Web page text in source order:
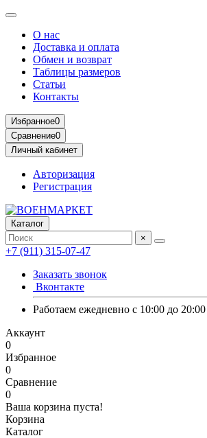
О нас
Доставка и оплата
Обмен и возврат
Таблицы размеров
Статьи
Контакты
Избранное0
Сравнение0
Личный кабинет
Авторизация
Регистрация
Каталог
×
+7 (911) 315-07-47
Заказать звонок
Вконтакте
Работаем ежедневно с 10:00 до 20:00
Аккаунт
0
Избранное
0
Сравнение
0
Ваша корзина пуста!
Корзина
Каталог